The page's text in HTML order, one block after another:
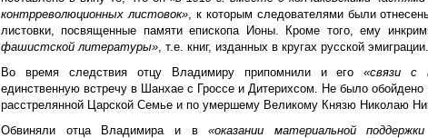
контрреволюционных листовок», к которым следователями были
листовки, посвященные памяти епископа Ионы. Кроме того, ему
фашистской литературы», т.е. книг, изданных в кругах русской эмиграции.
Во время следствия отцу Владимиру припомнили и его«связи с
единственную встречу в Шанхае с Гроссе и Дитерихсом. Не было
расстрелянной Царской Семье и по умершему Великому Князю Николаю
Обвиняли отца Владимира и в«оказании материальной